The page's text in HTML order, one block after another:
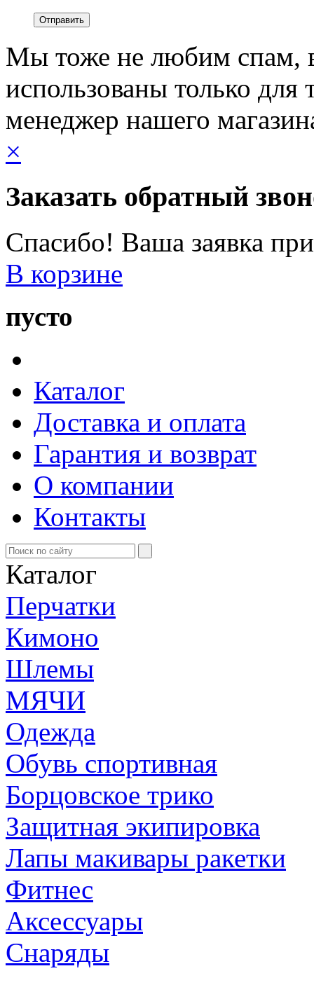
Мы тоже не любим спам,
использованы только для
менеджер нашего
×
Заказать обратный
Спасибо! Ваша заявка
В корзине
пусто
Каталог
Доставка и оплата
Гарантия и возврат
О компании
Контакты
Каталог
Перчатки
Кимоно
Шлемы
МЯЧИ
Одежда
Обувь спортивная
Борцовское трико
Защитная экипировка
Лапы макивары ракетки
Фитнес
Аксессуары
Снаряды